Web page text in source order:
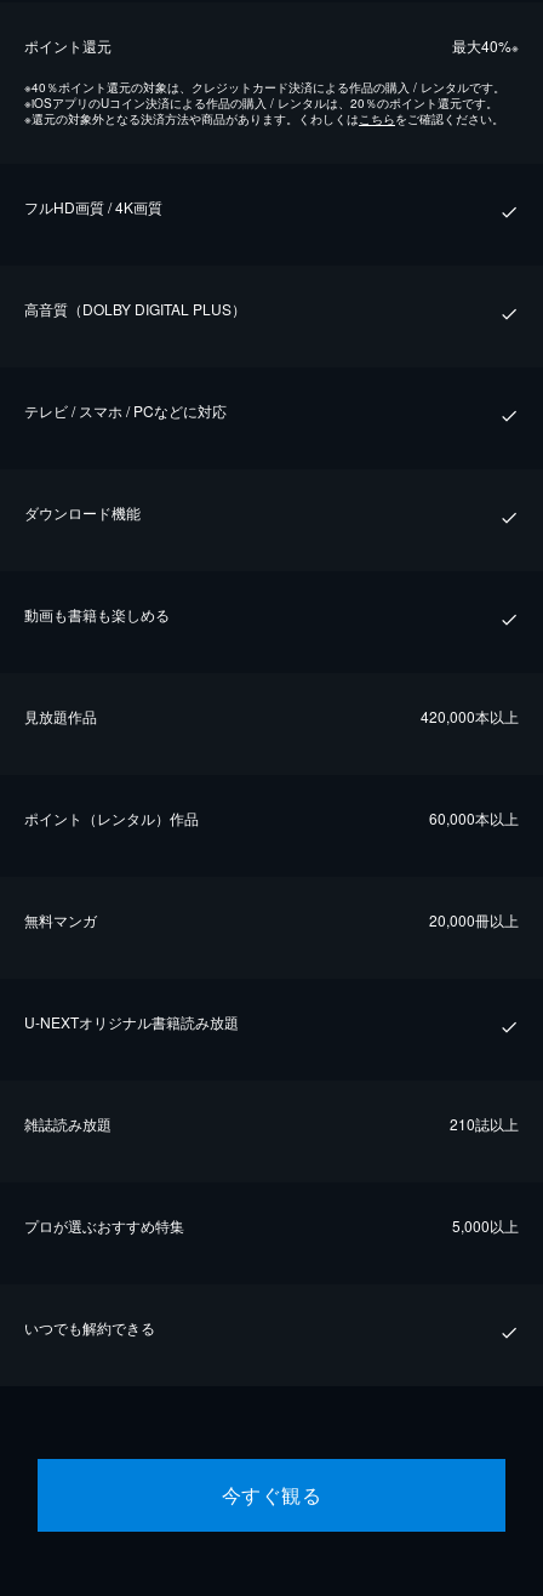
ポイント還元 最⼤40%※
※40％ポイント還元の対象は、クレジットカード決済による作品の購入 / レンタルです。
※iOSアプリのUコイン決済による作品の購入 / レンタルは、20％のポイント還元です。
※還元の対象外となる決済方法や商品があります。くわしくはこちらをご確認ください。
フルHD画質 / 4K画質
⾼⾳質（DOLBY DIGITAL PLUS）
テレビ / スマホ / PCなどに対応
ダウンロード機能
動画も書籍も楽しめる
⾒放題作品 420,000本以上
ポイント（レンタル）作品 60,000本以上
無料マンガ 20,000冊以上
U-NEXTオリジナル書籍読み放題
雑誌読み放題 210誌以上
プロが選ぶおすすめ特集 5,000以上
いつでも解約できる
今すぐ観る